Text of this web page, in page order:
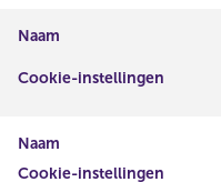
Naam
Cookie-instellingen
Naam
Cookie-instellingen